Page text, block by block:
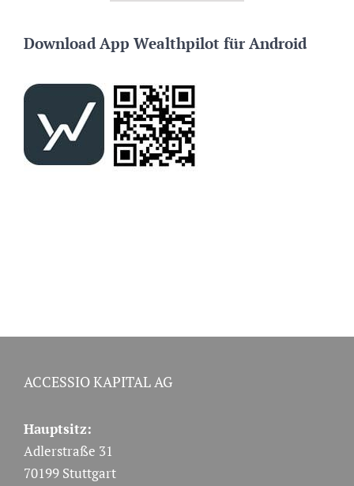
Download App Wealthpilot für Android
ACCESSIO KAPITAL AG
Hauptsitz:
Adlerstraße 31
70199 Stuttgart